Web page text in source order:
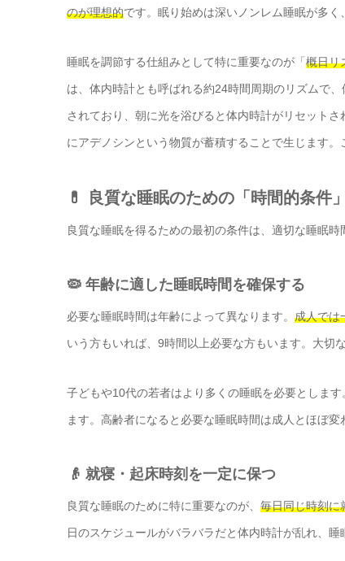
のが理想的です。眠り始めは深いノンレム睡眠が多
睡眠を調節する仕組みとして特に重要なのが「 概日リ
は、体内時計とも呼ばれる約24時間周期のリズムで
されており、朝に光を浴びると体内時計がリセット
にアデノシンという物質が蓄積することで生じます
💊 良質な睡眠のための「時間的条件」
良質な睡眠を得るための最初の条件は、適切な睡眠
🦠 年齢に適した睡眠時間を確保する
必要な睡眠時間は年齢によって異なります。 成人では
いう方もいれば、9時間以上必要な方もいます。大切
子どもや10代の若者はより多くの睡眠を必要とします
ます。高齢者になると必要な睡眠時間は成人とほぼ
👴 就寝・起床時刻を一定に保つ
良質な睡眠のために特に重要なのが、 毎日同じ時刻に
日のスケジュールがバラバラだと体内時計が乱れ、睡